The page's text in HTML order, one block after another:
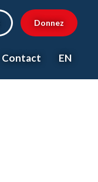
Donnez
Contact EN